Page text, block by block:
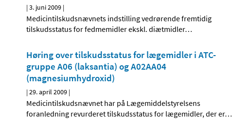
|3. juni 2009 |
Medicintilskudsnævnets indstilling vedrørende fremtidig
tilskudsstatus for fedmemidler ekskl. diætmidler…
Høring over tilskudsstatus for lægemidler i ATC-
gruppe A06 (laksantia) og A02AA04
(magnesiumhydroxid)
|29. april 2009 |
Medicintilskudsnævnet har på Lægemiddelstyrelsens
foranledning revurderet tilskudsstatus for lægemidler, der er…